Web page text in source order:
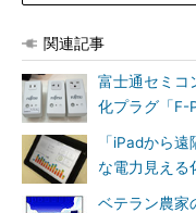
関連記事
富士通セミコ
化プラグ「F-
「iPadから
な電力見える
ベテラン農